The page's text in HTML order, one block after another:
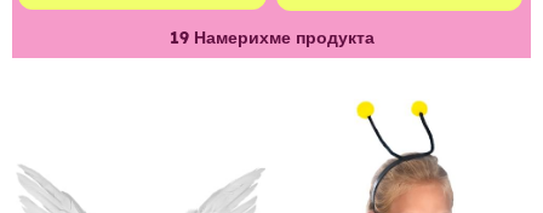
19Намерихме продукта